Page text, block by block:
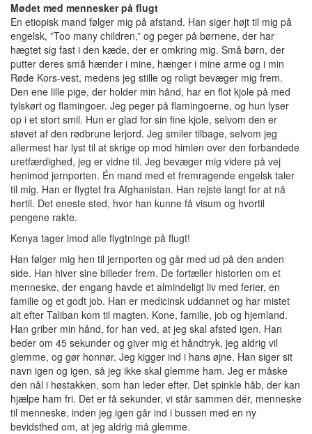
Mødet med mennesker på flugt
En etiopisk mand følger mig på afstand. Han siger højt til mig på
engelsk, ”Too many children,” og peger på børnene, der har
hægtet sig fast i den kæde, der er omkring mig. Små børn, der
putter deres små hænder i mine, hænger i mine arme og i min
Røde Kors-vest, medens jeg stille og roligt bevæger mig frem.
Den ene lille pige, der holder min hånd, har en flot kjole på med
tylskørt og flamingoer. Jeg peger på flamingoerne, og hun lyser
op i et stort smil. Hun er glad for sin fine kjole, selvom den er
støvet af den rødbrune lerjord. Jeg smiler tilbage, selvom jeg
allermest har lyst til at skrige op mod himlen over den forbandede
uretfærdighed, jeg er vidne til. Jeg bevæger mig videre på vej
henimod jernporten. Én mand med et fremragende engelsk taler
til mig. Han er flygtet fra Afghanistan. Han rejste langt for at nå
hertil. Det eneste sted, hvor han kunne få visum og hvortil
pengene rakte.
Kenya tager imod alle flygtninge på flugt!
Han følger mig hen til jernporten og går med ud på den anden
side. Han hiver sine billeder frem. De fortæller historien om et
menneske, der engang havde et almindeligt liv med ferier, en
familie og et godt job. Han er medicinsk uddannet og har mistet
alt efter Taliban kom til magten. Kone, familie, job og hjemland.
Han griber min hånd, for han ved, at jeg skal afsted igen. Han
beder om 45 sekunder og giver mig et håndtryk, jeg aldrig vil
glemme, og gør honnør. Jeg kigger ind i hans øjne. Han siger sit
navn igen og igen, så jeg ikke skal glemme ham. Jeg er måske
den nål i høstakken, som han leder efter. Det spinkle håb, der kan
hjælpe ham fri. Det er få sekunder, vi står sammen dér, menneske
til menneske, inden jeg igen går ind i bussen med en ny
bevidsthed om, at jeg aldrig må glemme.